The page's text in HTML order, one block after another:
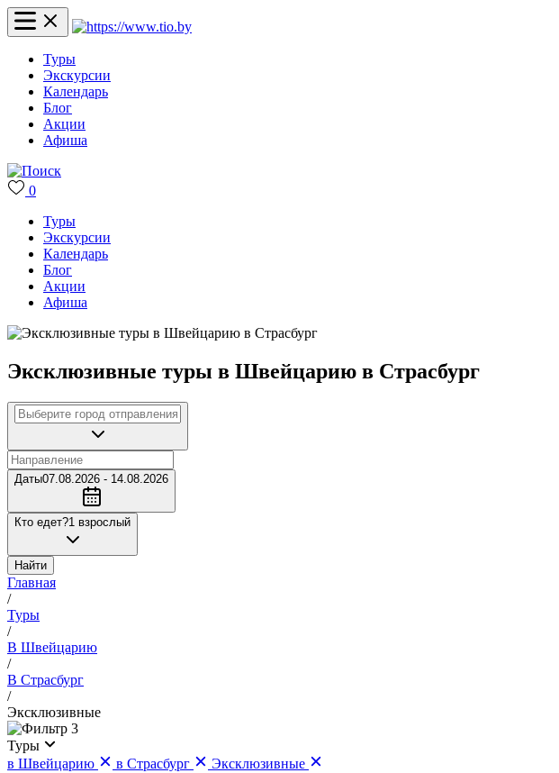
Туры
Экскурсии
Календарь
Блог
Акции
Афиша
0
Туры
Экскурсии
Календарь
Блог
Акции
Афиша
Эксклюзивные туры в Швейцарию в Страсбург
Даты07.08.2026 - 14.08.2026
Кто едет?1 взрослый
Найти
Главная
/
Туры
/
В Швейцарию
/
В Страсбург
/
Эксклюзивные
3
Туры
в Швейцарию
в Страсбург
Эксклюзивные